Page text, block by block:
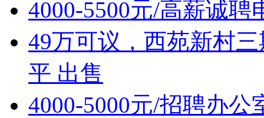
4000-5500元/高薪诚
49万可议，西苑新村
平 出售
4000-5000元/招聘办公